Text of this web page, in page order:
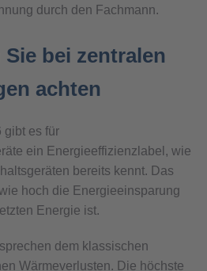
durch den Fachmann.
bei zentralen
achten
gibt es für
ein Energieeffizienzlabel, wie
bereits kennt. Das
hoch die Energieeinsparung
Energie ist.
dem klassischen
Wärmeverlusten. Die höchste